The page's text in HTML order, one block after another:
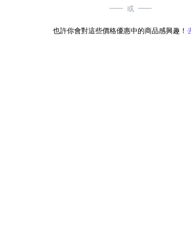
或
也許你會對這些價格優惠中的商品感興趣！